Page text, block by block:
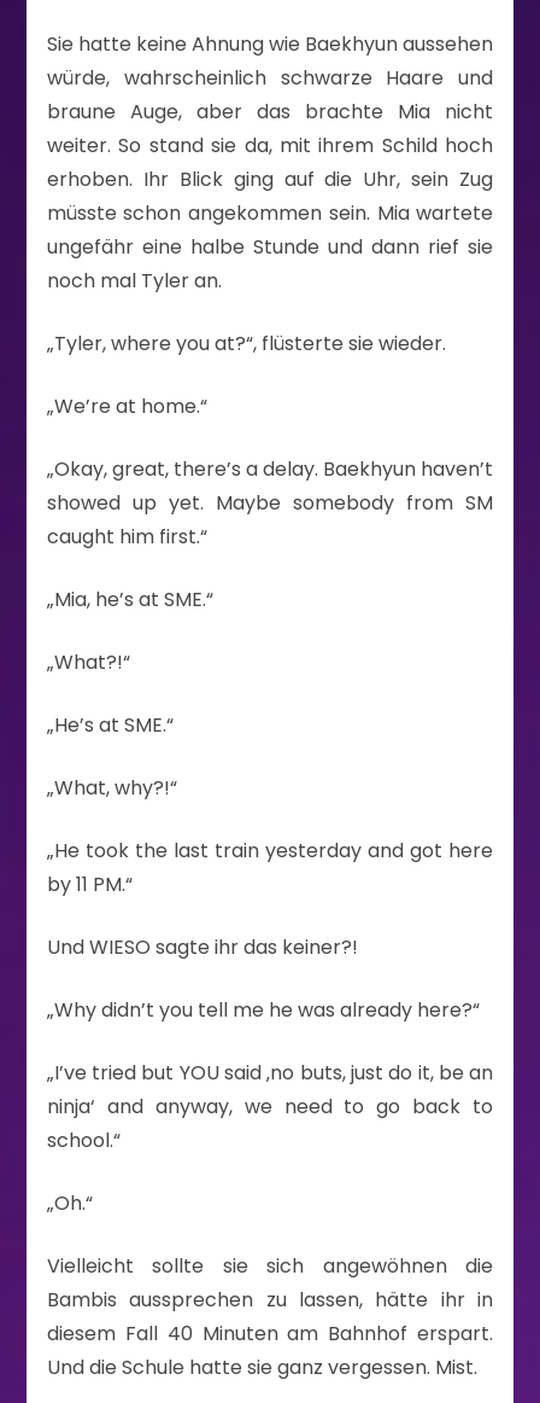
Sie hatte keine Ahnung wie Baekhyun aussehen
würde, wahrscheinlich schwarze Haare und
braune Auge, aber das brachte Mia nicht
weiter. So stand sie da, mit ihrem Schild hoch
erhoben. Ihr Blick ging auf die Uhr, sein Zug
müsste schon angekommen sein. Mia wartete
ungefähr eine halbe Stunde und dann rief sie
noch mal Tyler an.
„Tyler, where you at?“, flüsterte sie wieder.
„We’re at home.“
„Okay, great, there’s a delay. Baekhyun haven’t
showed up yet. Maybe somebody from SM
caught him first.“
„Mia, he’s at SME.“
„What?!“
„He’s at SME.“
„What, why?!“
„He took the last train yesterday and got here
by 11 PM.“
Und WIESO sagte ihr das keiner?!
„Why didn’t you tell me he was already here?“
„I’ve tried but YOU said ‚no buts, just do it, be an
ninja‘ and anyway, we need to go back to
school.“
„Oh.“
Vielleicht sollte sie sich angewöhnen die
Bambis aussprechen zu lassen, hätte ihr in
diesem Fall 40 Minuten am Bahnhof erspart.
Und die Schule hatte sie ganz vergessen. Mist.